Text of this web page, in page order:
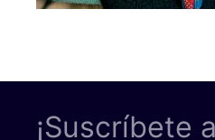
¡Suscríbete